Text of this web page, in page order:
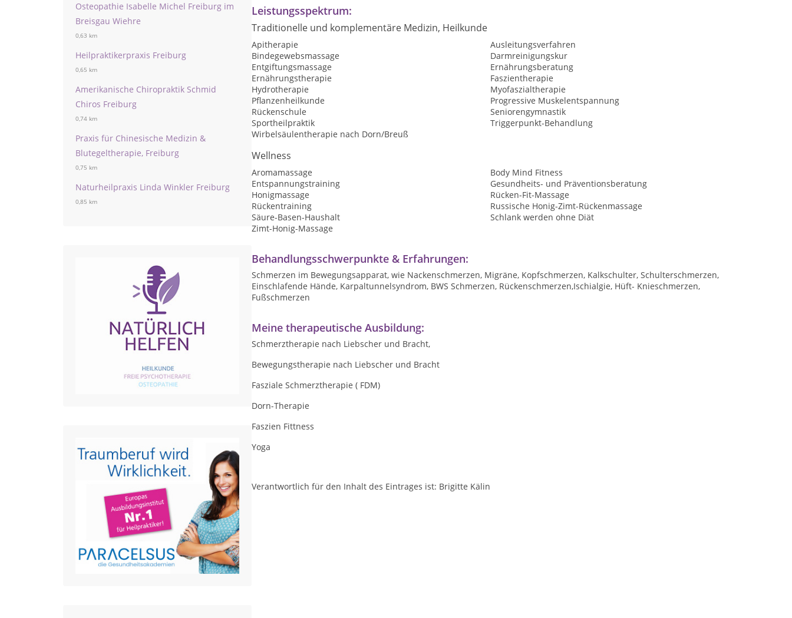
Osteopathie Isabelle Michel Freiburg im
Breisgau Wiehre
0,63 km
Heilpraktikerpraxis Freiburg
0,65 km
Amerikanische Chiropraktik Schmid
Chiros Freiburg
0,74 km
Praxis für Chinesische Medizin &
Blutegeltherapie, Freiburg
0,75 km
Naturheilpraxis Linda Winkler Freiburg
0,85 km
Leistungsspektrum:
Traditionelle und komplementäre Medizin, Heilkunde
Apitherapie
Ausleitungsverfahren
Bindegewebsmassage
Darmreinigungskur
Entgiftungsmassage
Ernährungsberatung
Ernährungstherapie
Faszientherapie
Hydrotherapie
Myofaszialtherapie
Pflanzenheilkunde
Progressive Muskelentspannung
Rückenschule
Seniorengymnastik
Sportheilpraktik
Triggerpunkt-Behandlung
Wirbelsäulentherapie nach Dorn/Breuß
Wellness
Aromamassage
Body Mind Fitness
Entspannungstraining
Gesundheits- und Präventionsberatung
Honigmassage
Rücken-Fit-Massage
Rückentraining
Russische Honig-Zimt-Rückenmassage
Säure-Basen-Haushalt
Schlank werden ohne Diät
Zimt-Honig-Massage
Behandlungsschwerpunkte & Erfahrungen:
Schmerzen im Bewegungsapparat, wie Nackenschmerzen, Migräne, Kopfschmerzen, Kalkschulter, Schulterschmerzen,
Einschlafende Hände, Karpaltunnelsyndrom, BWS Schmerzen, Rückenschmerzen,Ischialgie, Hüft- Knieschmerzen,
Fußschmerzen
Meine therapeutische Ausbildung:
Schmerztherapie nach Liebscher und Bracht,
Bewegungstherapie nach Liebscher und Bracht
Fasziale Schmerztherapie ( FDM)
Dorn-Therapie
Faszien Fittness
Yoga
Verantwortlich für den Inhalt des Eintrages ist: Brigitte Kälin